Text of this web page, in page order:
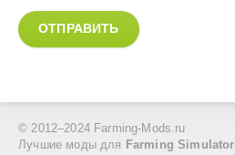
ОТПРАВИТЬ
© 2012–2024 Farming-Mods.ru
Лучшие моды для
Farming Simulator